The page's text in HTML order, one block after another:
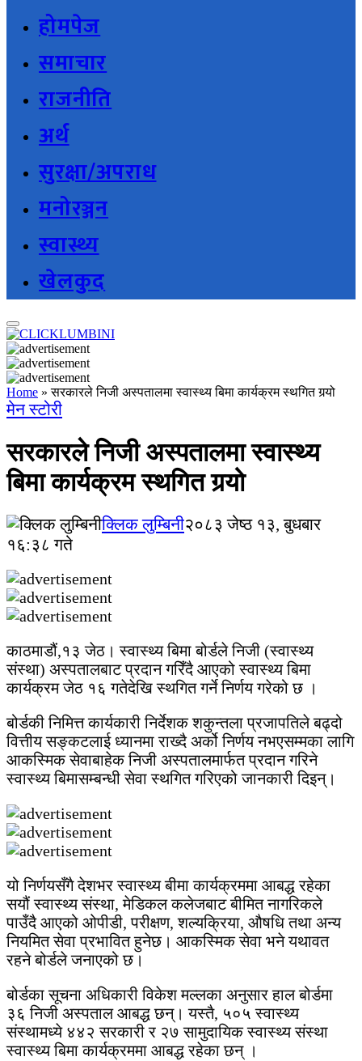
होमपेज
समाचार
राजनीति
अर्थ
सुरक्षा/अपराध
मनोरञ्जन
स्वास्थ्य
खेलकुद
Home »सरकारले निजी अस्पतालमा स्वास्थ्य बिमा कार्यक्रम स्थगित गर्‍यो
मेन स्टोरी
सरकारले निजी अस्पतालमा स्वास्थ्य
बिमा कार्यक्रम स्थगित गर्‍यो
क्लिक लुम्बिनी२०८३ जेष्ठ १३, बुधबार
१६:३८ गते
काठमाडौं,१३ जेठ। स्वास्थ्य बिमा बोर्डले निजी (स्वास्थ्य
संस्था) अस्पतालबाट प्रदान गरिँदै आएको स्वास्थ्य बिमा
कार्यक्रम जेठ १६ गतेदेखि स्थगित गर्ने निर्णय गरेको छ ।
बोर्डकी निमित्त कार्यकारी निर्देशक शकुन्तला प्रजापतिले बढ्दो
वित्तीय सङ्कटलाई ध्यानमा राख्दै अर्को निर्णय नभएसम्मका लागि
आकस्मिक सेवाबाहेक निजी अस्पतालमार्फत प्रदान गरिने
स्वास्थ्य बिमासम्बन्धी सेवा स्थगित गरिएको जानकारी दिइन्।
यो निर्णयसँगै देशभर स्वास्थ्य बीमा कार्यक्रममा आबद्ध रहेका
सयौं स्वास्थ्य संस्था, मेडिकल कलेजबाट बीमित नागरिकले
पाउँदै आएको ओपीडी, परीक्षण, शल्यक्रिया, औषधि तथा अन्य
नियमित सेवा प्रभावित हुनेछ। आकस्मिक सेवा भने यथावत
रहने बोर्डले जनाएको छ।
बोर्डका सूचना अधिकारी विकेश मल्लका अनुसार हाल बोर्डमा
३६ निजी अस्पताल आबद्ध छन्। यस्तै, ५०५ स्वास्थ्य
संस्थामध्ये ४४२ सरकारी र २७ सामुदायिक स्वास्थ्य संस्था
स्वास्थ्य बिमा कार्यक्रममा आबद्ध रहेका छन् ।